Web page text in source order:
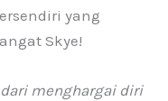
yang
Skye!
menghargai diri